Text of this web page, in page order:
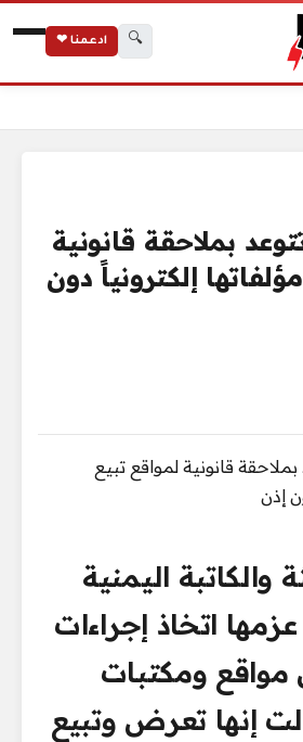
🔍 ادعمنا ❤
بملاحقة قانونية
إلكترونياً دون
والكاتبة اليمنية
اتخاذ إجراءات
مواقع ومكتبات
إنها تعرض وتبيع